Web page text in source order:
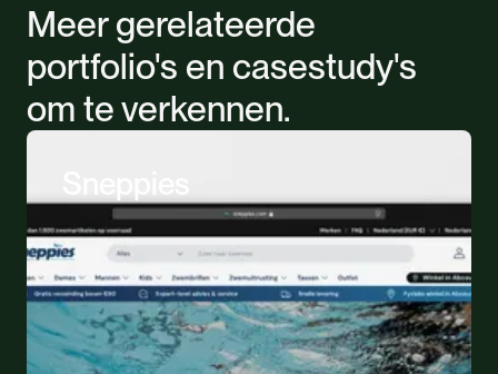
Meer gerelateerde
portfolio's en casestudy's
om te verkennen.